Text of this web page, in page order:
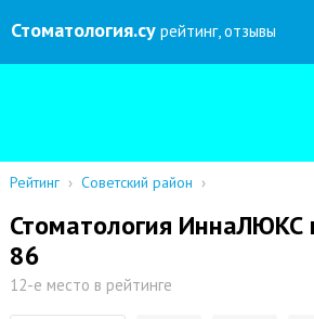
Стоматология.су рейтинг, отзывы
Рейтинг › Советский район ›
Стоматология ИннаЛЮКС
86
12-е место в рейтинге